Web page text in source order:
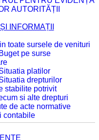
AUTORITĂȚII
INFORMAȚII
toate sursele de venituri
pe surse
platilor
drepturilor
stabilite potrivit
si alte drepturi
de acte normative
contabile